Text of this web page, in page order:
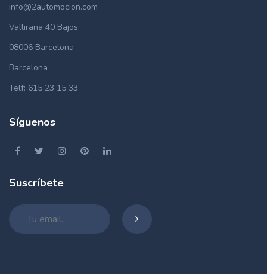
info@2automocion.com
Vallirana 40 Bajos
08006 Barcelona
Barcelona
Telf: 615 23 15 33
Síguenos
Suscríbete